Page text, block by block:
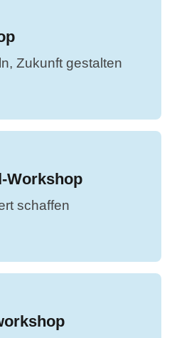
Zukunft gestalten
Workshop
schaffen